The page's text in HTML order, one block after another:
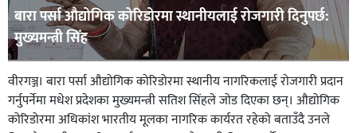
बारा पर्सा औद्योगिक कोरिडोरमा स्थानीयलाई रोजगारी दिनुपर्छ:
मुख्यमन्त्री सिंह
वीरगञ्ज। बारा पर्सा औद्योगिक कोरिडोरमा स्थानीय नागरिकलाई रोजगारी प्रदान
गर्नुपर्नेमा मधेश प्रदेशका मुख्यमन्त्री सतिश सिंहले जोड दिएका छन्। औद्योगिक
कोरिडोरमा अधिकांश भारतीय मूलका नागरिक कार्यरत रहेको बताउँदै उनले